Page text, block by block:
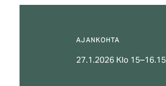
AJANKOHTA
27.1.2026 Klo 15–16.15